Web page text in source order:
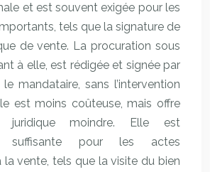
et est souvent exigée pour les
tels que la signature de
de vente. La procuration sous
à elle, est rédigée et signée par
mandataire, sans l’intervention
est moins coûteuse, mais offre
juridique moindre. Elle est
suffisante pour les actes
la vente, tels que la visite du bien